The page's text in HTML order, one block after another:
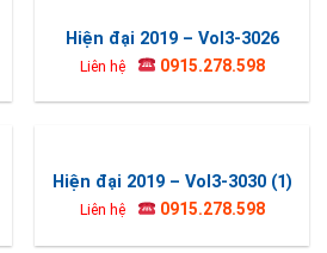
Hiện đại 2019 – Vol3-3026
Liên hệ 0915.278.598
Hiện đại 2019 – Vol3-3030 (1)
Liên hệ 0915.278.598